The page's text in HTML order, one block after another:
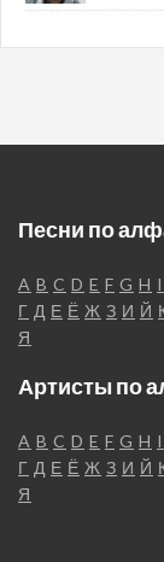
Песни по
A B C D E F G H I
Г Д Е Ё Ж З И Й
Я
Артисты по
A B C D E F G H I
Г Д Е Ё Ж З И Й
Я